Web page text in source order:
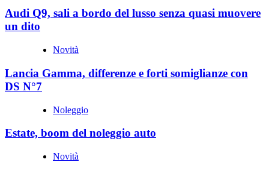
Audi Q9, sali a bordo del lusso senza quasi muovere
un dito
Novità
Lancia Gamma, differenze e forti somiglianze con
DS N°7
Noleggio
Estate, boom del noleggio auto
Novità